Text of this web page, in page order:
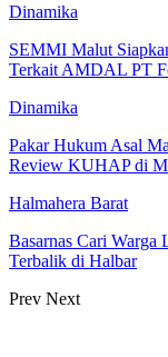
Dinamika
SEMMI Malut
Terkait AMDAL PT
Dinamika
Pakar Hukum Asal
Review KUHAP di
Halmahera Barat
Basarnas Cari Warga
Terbalik di Halbar
Prev Next